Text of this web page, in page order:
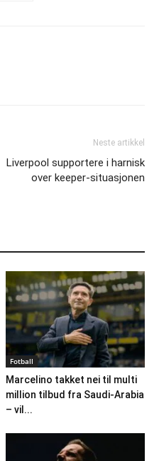
Neste artikkel
Liverpool supportere i harnisk
over keeper-situasjonen
Fotball
Marcelino takket nei til multi
million tilbud fra Saudi-Arabia
– vil...